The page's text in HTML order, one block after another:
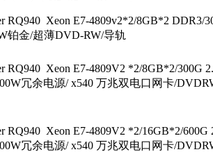
RQ940 Xeon E7-4809v2*2/8GB*2 DDR3/
铂金/超薄DVD-RW/导轨
RQ940 Xeon E7-4809V2 *2/8GB*2/300G
冗余电源/ x540 万兆双电
RQ940 Xeon E7-4809V2 *2/16GB*2/
冗余电源/ x540 万兆双电口网卡/